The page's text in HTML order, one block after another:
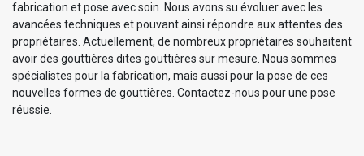
fabrication et pose avec soin. Nous avons su évoluer avec les
avancées techniques et pouvant ainsi répondre aux attentes des
propriétaires. Actuellement, de nombreux propriétaires souhaitent
avoir des gouttières dites gouttières sur mesure. Nous sommes
spécialistes pour la fabrication, mais aussi pour la pose de ces
nouvelles formes de gouttières. Contactez-nous pour une pose
réussie.